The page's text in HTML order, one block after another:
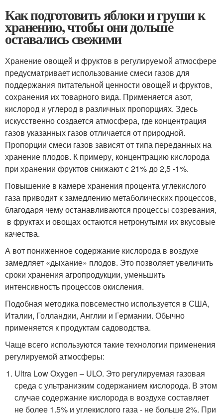
Как подготовить яблоки и груши к
хранению, чтобы они дольше
оставались свежими
Хранение овощей и фруктов в регулируемой атмосфере
предусматривает использование смеси газов для
поддержания питательной ценности овощей и фруктов,
сохранения их товарного вида. Применяется азот,
кислород и углерод в различных пропорциях. Здесь
искусственно создается атмосфера, где концентрация
газов указанных газов отличается от природной.
Пропорции смеси газов зависят от типа переданных на
хранение плодов. К примеру, концентрацию кислорода
при хранении фруктов снижают с 21% до 2,5 -1%.
Повышение в камере хранения процента углекислого
газа приводит к замедлению метаболических процессов,
благодаря чему останавливаются процессы созревания,
в фруктах и овощах остаются нетронутыми их вкусовые
качества.
А вот пониженное содержание кислорода в воздухе
замедляет «дыхание» плодов. Это позволяет увеличить
сроки хранения агропродукции, уменьшить
интенсивность процессов окисления.
Подобная методика повсеместно используется в США,
Италии, Голландии, Англии и Германии. Обычно
применяется к продуктам садоводства.
Чаще всего используются такие технологии применения
регулируемой атмосферы:
Ultra Low Oxygen – ULO. Это регулируемая газовая
среда с ультранизким содержанием кислорода. В этом
случае содержание кислорода в воздухе составляет
не более 1.5% и углекислого газа - не больше 2%. При